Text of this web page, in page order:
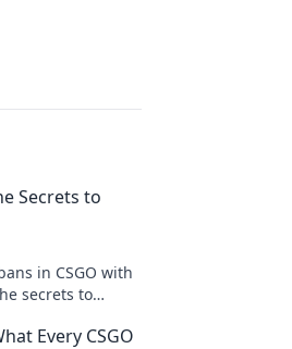
Secrets to
in CSGO with
secrets to
Every CSGO